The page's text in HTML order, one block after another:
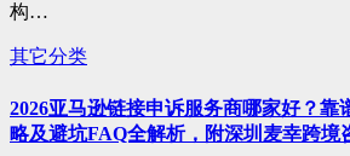
构…
其它分类
2026亚马逊链接申诉服务商哪家好？靠
略及避坑FAQ全解析，附深圳麦幸跨境